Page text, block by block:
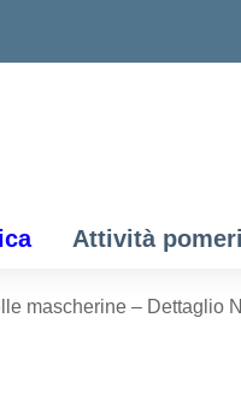
Attività
mascherine – Dettaglio